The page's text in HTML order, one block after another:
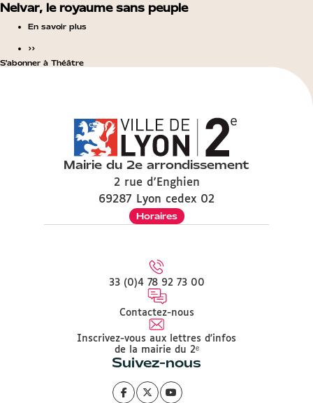
Nelvar, le royaume sans peuple
En savoir plus
››
S'abonner à Théâtre
Mairie du 2e arrondissement
2 rue d'Enghien
69287 Lyon cedex 02
Horaires
33 (0)4 78 92 73 00
Contactez-nous
Inscrivez-vous aux lettres d'infos
de la mairie du 2ᵉ
Suivez-nous